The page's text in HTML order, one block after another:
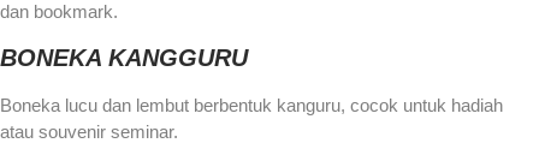
dan bookmark.
BONEKA KANGGURU
Boneka lucu dan lembut berbentuk kanguru, cocok untuk hadiah
atau souvenir seminar.